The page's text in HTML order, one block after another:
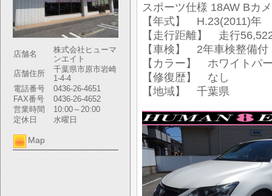
店舗名
株式会社ヒューマ
ンエイト
店舗住所
千葉県市原市岩崎
1-4-4
電話番号
0436-26-4651
FAX番号
0436-26-4652
営業時間
10:00～20:00
定休日
水曜日
Map
スポーツ仕様 18AW Bカ
【年式】 H.23(2011)年
【走行距離】 走行
【車検】 2年車検整備付
【カラー】 ホワイトパ
【修復歴】 なし
【地域】 千葉県